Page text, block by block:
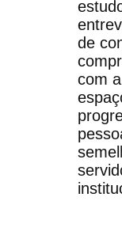
de
com